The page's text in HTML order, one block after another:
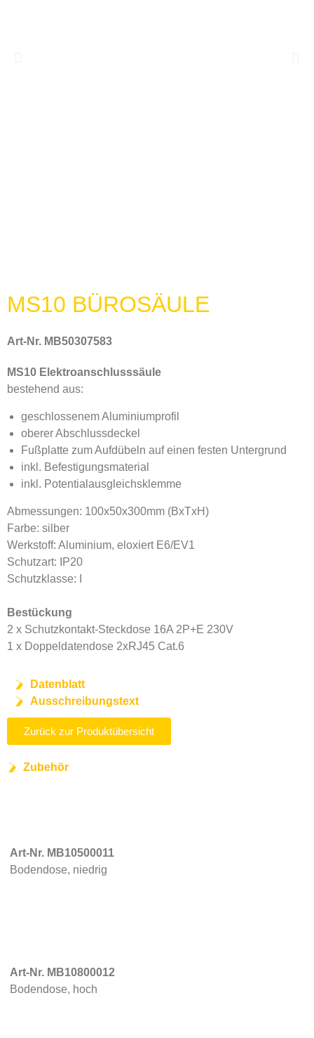
MS10 BÜROSÄULE
Art-Nr. MB50307583
MS10 Elektroanschlusssäule
bestehend aus:
geschlossenem Aluminiumprofil
oberer Abschlussdeckel
Fußplatte zum Aufdübeln auf einen festen Untergrund
inkl. Befestigungsmaterial
inkl. Potentialausgleichsklemme
Abmessungen: 100x50x300mm (BxTxH)
Farbe: silber
Werkstoff: Aluminium, eloxiert E6/EV1
Schutzart: IP20
Schutzklasse: I
Bestückung
2 x Schutzkontakt-Steckdose 16A 2P+E 230V
1 x Doppeldatendose 2xRJ45 Cat.6
Datenblatt
Ausschreibungstext
Zurück zur Produktübersicht
Zubehör
Art-Nr. MB10500011
Bodendose, niedrig
Art-Nr. MB10800012
Bodendose, hoch